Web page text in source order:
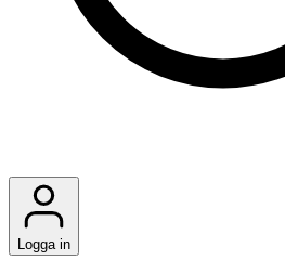
Logga in